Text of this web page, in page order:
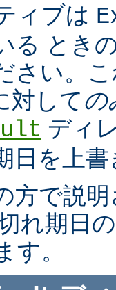
ィブは
る とき
さい。
対しての
ディ
日を上
方で説
れ期日
す。